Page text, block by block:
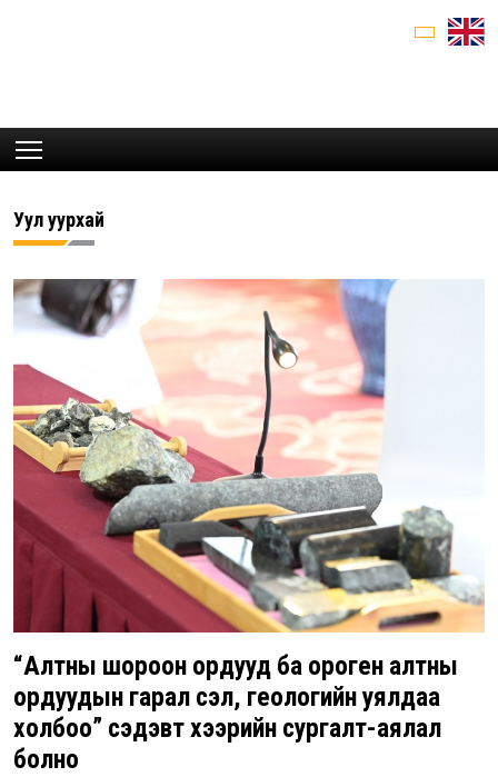
Уул уурхай
“Алтны шороон ордууд ба ороген алтны
ордуудын гарал үүсэл, геологийн уялдаа
холбоо” сэдэвт хээрийн сургалт-аялал
болно